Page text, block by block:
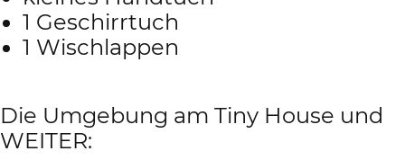
1 Geschirrtuch
1 Wischlappen
Die Umgebung am Tiny House und
WEITER: